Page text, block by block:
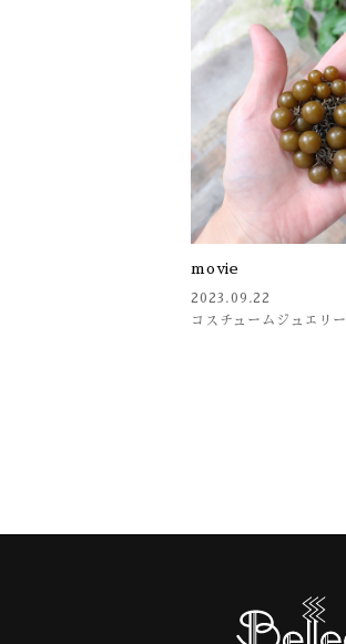
movie
2023.09.22
コスチュームジュエリー